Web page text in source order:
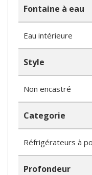
Fontaine à eau
Eau intérieure
Style
Non encastré
Categorie
Réfrigérateurs à
Profondeur